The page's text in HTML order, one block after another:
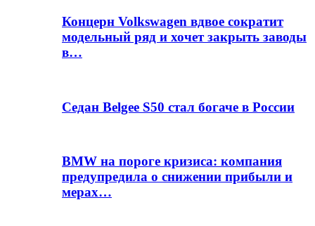
Концерн Volkswagen вдвое сократит
модельный ряд и хочет закрыть заводы
в…
Седан Belgee S50 стал богаче в России
BMW на пороге кризиса: компания
предупредила о снижении прибыли и
мерах…